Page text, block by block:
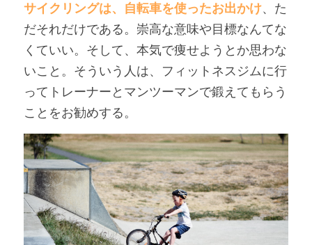
サイクリングは、自転車を使ったお出かけ、た
だそれだけである。崇高な意味や目標なんてな
くていい。そして、本気で痩せようとか思わな
いこと。そういう人は、フィットネスジムに行
ってトレーナーとマンツーマンで鍛えてもらう
ことをお勧めする。